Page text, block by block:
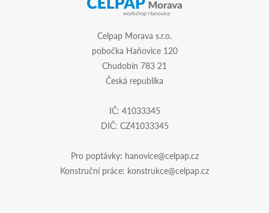
Celpap Morava s.r.o.
pobočka Haňovice 120
Chudobín 783 21
Česká republika
IČ: 41033345
DIČ: CZ41033345
Pro poptávky: hanovice@celpap.cz
Konstruční práce: konstrukce@celpap.cz